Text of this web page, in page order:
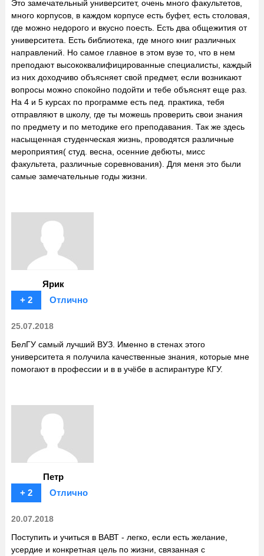
Это замечательный университет, очень много факультетов,
много корпусов, в каждом корпусе есть буфет, есть столовая,
где можно недорого и вкусно поесть. Есть два общежития от
университета. Есть библиотека, где много книг различных
направлений. Но самое главное в этом вузе то, что в нем
преподают высококвалифицированные специалисты, каждый
из них доходчиво объясняет свой предмет, если возникают
вопросы можно спокойно подойти и тебе объяснят еще раз.
На 4 и 5 курсах по программе есть пед. практика, тебя
отправляют в школу, где ты можешь проверить свои знания
по предмету и по методике его преподавания. Так же здесь
насыщенная студенческая жизнь, проводятся различные
мероприятия( студ. весна, осенние дебюты, мисс
факультета, различные соревнования). Для меня это были
самые замечательные годы жизни.
Ярик
+ 2
Отлично
25.07.2018
БелГУ самый лучший ВУЗ. Именно в стенах этого
университета я получила качественные знания, которые мне
помогают в профессии и в в учёбе в аспирантуре КГУ.
Петр
+ 2
Отлично
20.07.2018
Поступить и учиться в ВАВТ - легко, если есть желание,
усердие и конкретная цель по жизни, связанная с